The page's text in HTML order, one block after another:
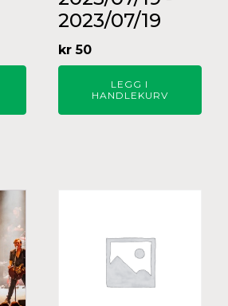
2023/07/19
kr50
LEGG I
HANDLEKURV